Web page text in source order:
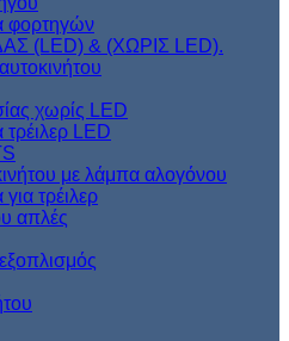
φορτηγών
(LED) & (XΩΡΙΣ LED).
χωρίς LED
LED
με λάμπα αλογόνου
τρέιλερ
απλές